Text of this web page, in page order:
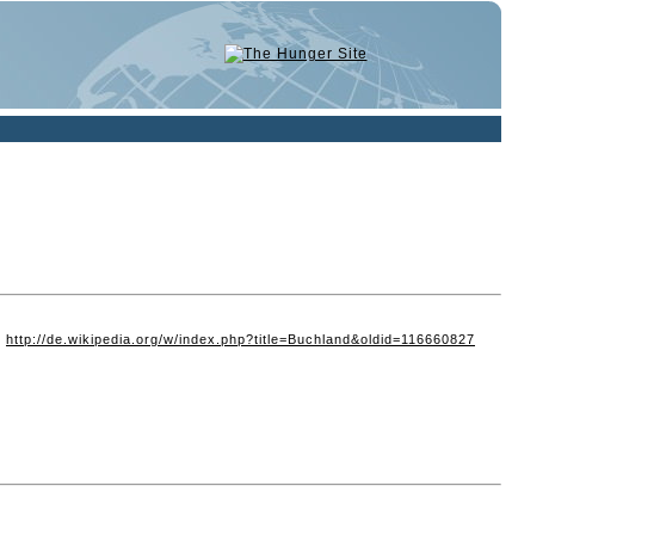
http://de.wikipedia.org/w/index.php?title=Buchland&oldid=116660827